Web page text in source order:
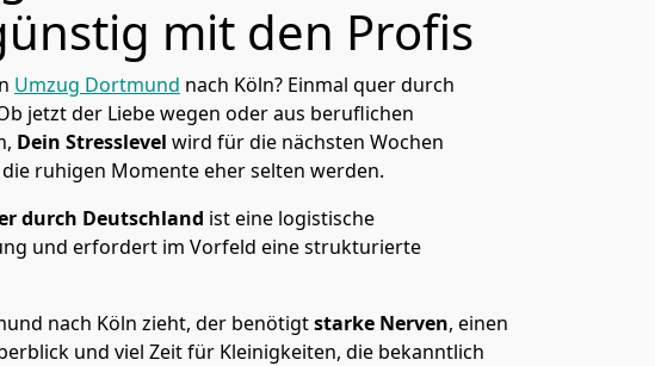
mit den Profis
Umzug Dortmund nach Köln? Einmal quer durch
jetzt der Liebe wegen oder aus beruflichen
Dein Stresslevel wird für die nächsten Wochen
ruhigen Momente eher selten werden.
durch Deutschland ist eine logistische
und erfordert im Vorfeld eine strukturierte
nach Köln zieht, der benötigtstarke Nerven, einen
und viel Zeit für Kleinigkeiten, die bekanntlich